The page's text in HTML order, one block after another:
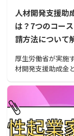
人材開発支援助
は？7つのコー
請方法について
厚生労働省が実施
材開発支援助成金
要な費用の一部を
る制度です。労働
キルを高め、社内
な人材を育成するこ
目的としています。